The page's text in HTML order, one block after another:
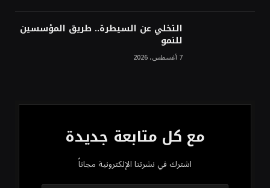
التخلي عن السيطرة.. طريق المؤسسين
للنمو
7 أغسطس، 2026
مع كل متابعة جديدة
اشترك في نشرتنا الإلكترونية مجاناً